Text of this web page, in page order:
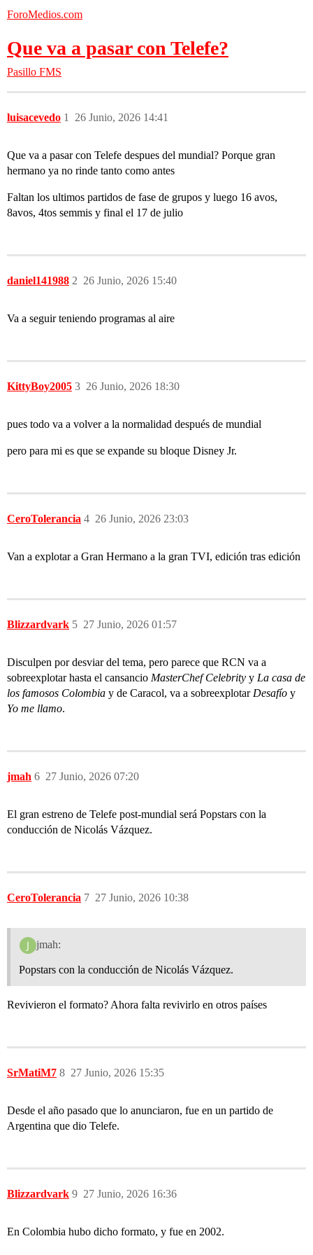
ForoMedios.com
Que va a pasar con Telefe?
Pasillo FMS
luisacevedo 26 Junio, 2026 14:41
1
Que va a pasar con Telefe despues del mundial? Porque gran
hermano ya no rinde tanto como antes
Faltan los ultimos partidos de fase de grupos y luego 16 avos,
8avos, 4tos semmis y final el 17 de julio
daniel141988 26 Junio, 2026 15:40
2
Va a seguir teniendo programas al aire
KittyBoy2005 26 Junio, 2026 18:30
3
pues todo va a volver a la normalidad después de mundial
pero para mi es que se expande su bloque Disney Jr.
CeroTolerancia 26 Junio, 2026 23:03
4
Van a explotar a Gran Hermano a la gran TVI, edición tras edición
Blizzardvark 27 Junio, 2026 01:57
5
Disculpen por desviar del tema, pero parece que RCN va a
sobreexplotar hasta el cansancio MasterChef Celebrity y La casa de
los famosos Colombia y de Caracol, va a sobreexplotar Desafío y
Yo me llamo.
jmah 27 Junio, 2026 07:20
6
El gran estreno de Telefe post-mundial será Popstars con la
conducción de Nicolás Vázquez.
CeroTolerancia 27 Junio, 2026 10:38
7
jmah:
Popstars con la conducción de Nicolás Vázquez.
Revivieron el formato? Ahora falta revivirlo en otros países
SrMatiM7 27 Junio, 2026 15:35
8
Desde el año pasado que lo anunciaron, fue en un partido de
Argentina que dio Telefe.
Blizzardvark 27 Junio, 2026 16:36
9
En Colombia hubo dicho formato, y fue en 2002.